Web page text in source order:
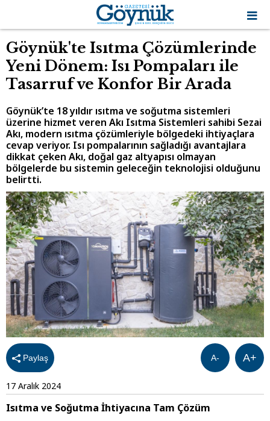
Göynük'te Isıtma Çözümlerinde
Yeni Dönem: Isı Pompaları ile
Tasarruf ve Konfor Bir Arada
Göynük’te 18 yıldır ısıtma ve soğutma sistemleri
üzerine hizmet veren Akı Isıtma Sistemleri sahibi Sezai
Akı, modern ısıtma çözümleriyle bölgedeki ihtiyaçlara
cevap veriyor. Isı pompalarının sağladığı avantajlara
dikkat çeken Akı, doğal gaz altyapısı olmayan
bölgelerde bu sistemin geleceğin teknolojisi olduğunu
belirtti.
Paylaş A+
A-
17 Aralık 2024
Isıtma ve Soğutma İhtiyacına Tam Çözüm